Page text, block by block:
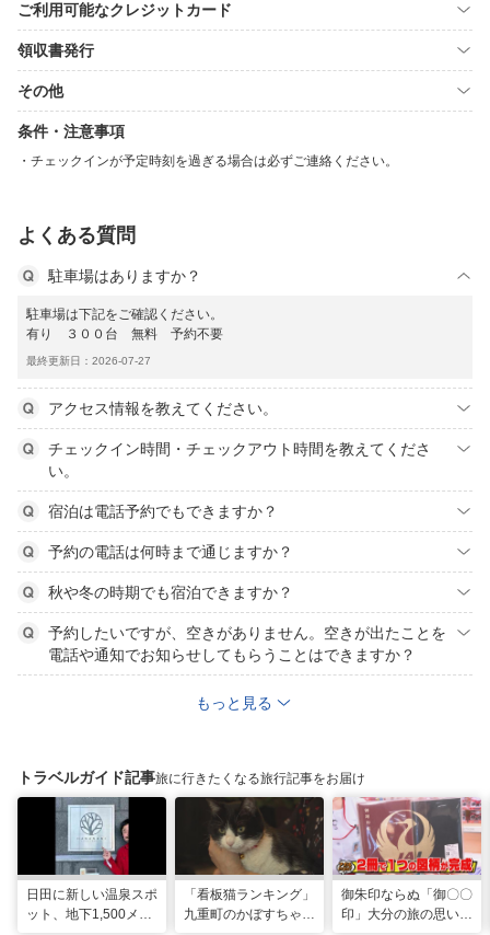
ご利用可能なクレジットカード
領収書発行
その他
条件・注意事項
チェックインが予定時刻を過ぎる場合は必ずご連絡ください。
よくある質問
駐車場はありますか？
駐車場は下記をご確認ください。
有り ３００台 無料 予約不要
最終更新日：2026-07-27
アクセス情報を教えてください。
チェックイン時間・チェックアウト時間を教えてくださ
い。
宿泊は電話予約でもできますか？
予約の電話は何時まで通じますか？
秋や冬の時期でも宿泊できますか？
予約したいですが、空きがありません。空きが出たことを
電話や通知でお知らせしてもらうことはできますか？
もっと見る
トラベルガイド記事旅に行きたくなる旅行記事をお届け
日田に新しい温泉スポ
ット、地下1,500メー
「看板猫ランキング」
九重町のかぼすちゃ
御朱印ならぬ「御〇〇
印」大分の旅の思い出